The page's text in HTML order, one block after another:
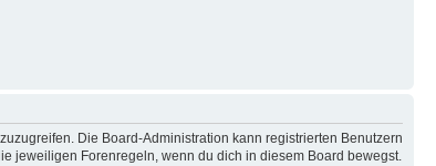
Die Board-Administration kann registrierten Benutzern
jeweiligen Forenregeln, wenn du dich in diesem Board bewegst.